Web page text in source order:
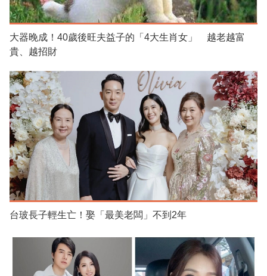
大器晚成！40歲後旺夫益子的「4大生肖女」 越老越富
貴、越招財
台玻長子輕生亡！娶「最美老闆」不到2年